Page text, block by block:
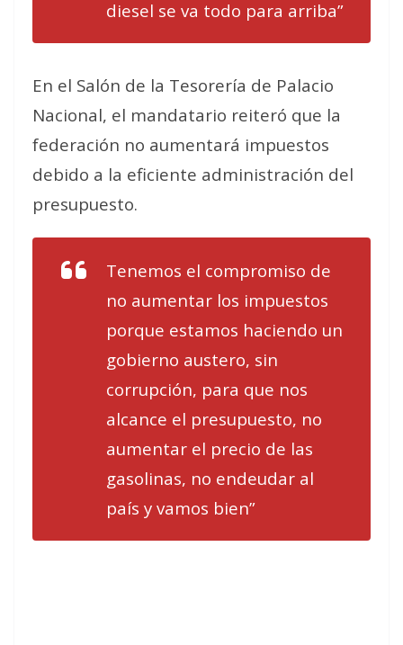
diesel se va todo para arriba”
En el Salón de la Tesorería de Palacio
Nacional, el mandatario reiteró que la
federación no aumentará impuestos
debido a la eficiente administración del
presupuesto.
Tenemos el compromiso de
no aumentar los impuestos
porque estamos haciendo un
gobierno austero, sin
corrupción, para que nos
alcance el presupuesto, no
aumentar el precio de las
gasolinas, no endeudar al
país y vamos bien”